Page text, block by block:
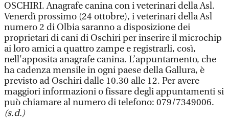
OSCHIRI. Anagrafe canina con i veterinari della Asl.
Venerdì prossimo (24 ottobre), i veterinari della Asl
numero 2 di Olbia saranno a disposizione dei
proprietari di cani di Oschiri per inserire il microchip
ai loro amici a quattro zampe e registrarli, così,
nell'apposita anagrafe canina. L’appuntamento, che
ha cadenza mensile in ogni paese della Gallura, è
previsto ad Oschiri dalle 10.30 alle 12. Per avere
maggiori informazioni o fissare degli appuntamenti si
può chiamare al numero di telefono: 079/7349006.
(s.d.)